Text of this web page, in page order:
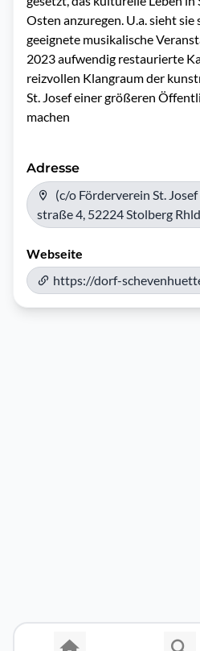
Osten anzuregen. U.a. sieht
geeignete musikalische
2023 aufwendig restaurierte
reizvollen Klangraum der
St. Josef einer größeren
machen
Adresse
(c/o Förderverein St.
straße 4, 52224 Stolberg
Webseite
https://dorf-